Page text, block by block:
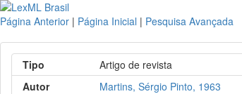
Página Anterior | Página Inicial | Pesquisa Avançada
Tipo
Artigo de revista
Autor
Martins, Sérgio Pinto, 1963